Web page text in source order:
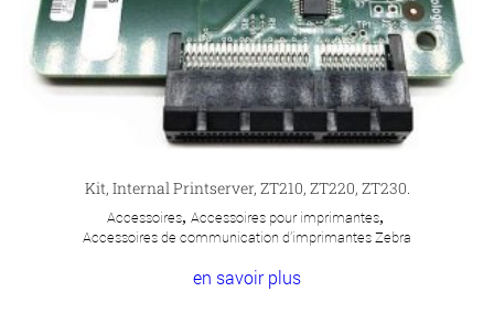
Kit, Internal Printserver, ZT210, ZT220, ZT230.
Accessoires, Accessoires pour imprimantes,
Accessoires de communication d'imprimantes Zebra
en savoir plus